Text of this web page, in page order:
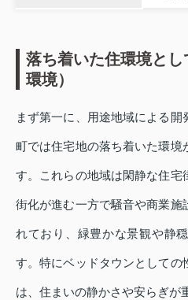
落ち着いた住環境と
環境）
まず第一に、用途地域による
町では住宅地の落ち着いた環境
す。これらの地域は閑静な住宅
街化が進む一方で騒音や商業施
れており、緑豊かな景観や静
す。特にベッドタウンとしての
は、住まいの静かさや安らぎが